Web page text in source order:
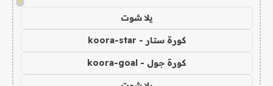
!
يلا شوت
كورة ستار - koora-star
كورة جول - koora-goal